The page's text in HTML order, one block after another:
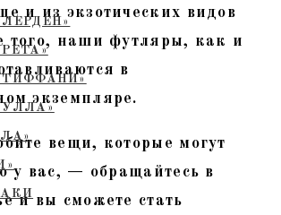
и из экзотических видов
того, наши футляры, как и
в
экземпляре.
вещи, которые могут
у вас, — обращайтесь в
и вы сможете стать